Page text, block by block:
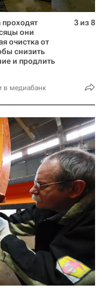
они
очистка от
снизить
и продлить
в медиабанк
3 из 8